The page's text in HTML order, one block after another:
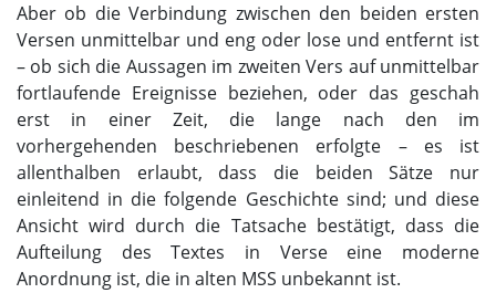
Aber ob die Verbindung zwischen den beiden ersten
Versen unmittelbar und eng oder lose und entfernt ist
– ob sich die Aussagen im zweiten Vers auf unmittelbar
fortlaufende Ereignisse beziehen, oder das geschah
erst in einer Zeit, die lange nach den im
vorhergehenden beschriebenen erfolgte – es ist
allenthalben erlaubt, dass die beiden Sätze nur
einleitend in die folgende Geschichte sind; und diese
Ansicht wird durch die Tatsache bestätigt, dass die
Aufteilung des Textes in Verse eine moderne
Anordnung ist, die in alten MSS unbekannt ist.